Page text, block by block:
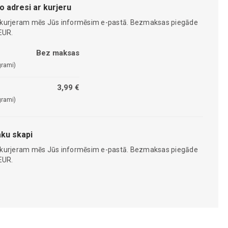
adresi ar kurjeru
mēs Jūs informēsim e-pastā. Bezmaksas piegāde
Bez maksas
3,99 €
skapi
mēs Jūs informēsim e-pastā. Bezmaksas piegāde